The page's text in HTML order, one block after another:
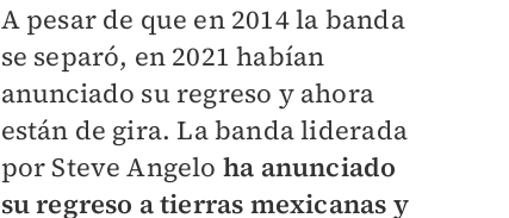
A pesar de que en 2014 la banda
se separó, en 2021 habían
anunciado su regreso y ahora
están de gira. La banda liderada
por Steve Angelo ha anunciado
su regreso a tierras mexicanas y